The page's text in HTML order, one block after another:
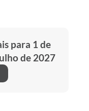
para 1 de
de 2027